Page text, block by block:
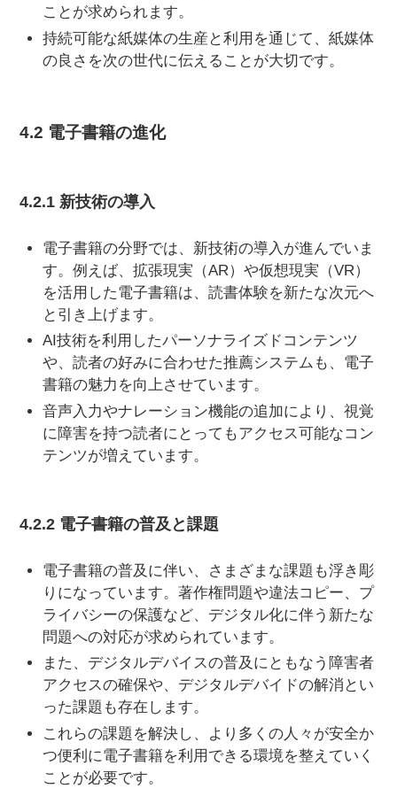
ことが求められます。
持続可能な紙媒体の生産と利用を通じて、紙媒体
の良さを次の世代に伝えることが大切です。
4.2 電子書籍の進化
4.2.1 新技術の導入
電子書籍の分野では、新技術の導入が進んでいま
す。例えば、拡張現実（AR）や仮想現実（VR）
を活用した電子書籍は、読書体験を新たな次元へ
と引き上げます。
AI技術を利用したパーソナライズドコンテンツ
や、読者の好みに合わせた推薦システムも、電子
書籍の魅力を向上させています。
音声入力やナレーション機能の追加により、視覚
に障害を持つ読者にとってもアクセス可能なコン
テンツが増えています。
4.2.2 電子書籍の普及と課題
電子書籍の普及に伴い、さまざまな課題も浮き彫
りになっています。著作権問題や違法コピー、プ
ライバシーの保護など、デジタル化に伴う新たな
問題への対応が求められています。
また、デジタルデバイスの普及にともなう障害者
アクセスの確保や、デジタルデバイドの解消とい
った課題も存在します。
これらの課題を解決し、より多くの人々が安全か
つ便利に電子書籍を利用できる環境を整えていく
ことが必要です。